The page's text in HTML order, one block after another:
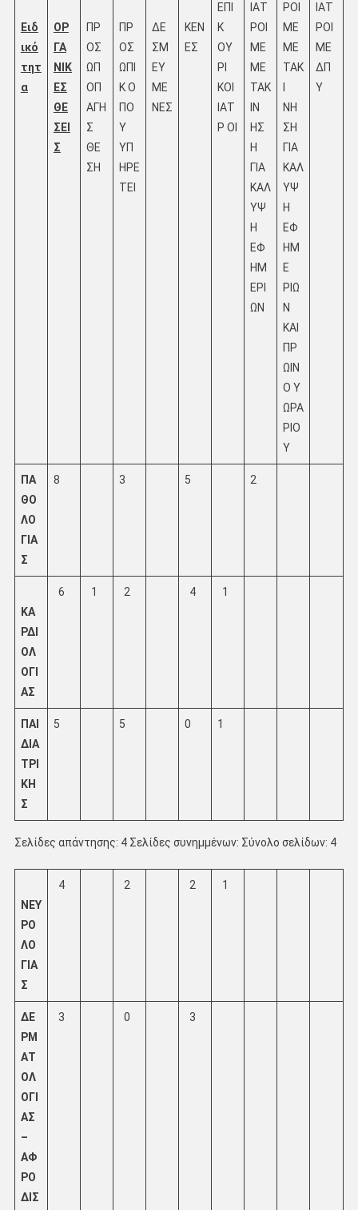
Ειδ
ικό
τητ
α
ΟΡ
ΓΑ
ΝΙΚ
ΕΣ
ΘΕ
ΣΕΙ
Σ
ΠΡ
ΟΣ
ΩΠ
ΟΠ
ΑΓΗ
Σ
ΘΕ
ΣΗ
ΠΡ
ΟΣ
ΩΠΙ
Κ Ο
ΠΟ
Υ
ΥΠ
ΗΡΕ
ΤΕΙ
ΔΕ
ΣΜ
ΕΥ
ΜΕ
ΝΕΣ
ΚΕΝ
ΕΣ
ΕΠΙ
Κ
ΟΥ
ΡΙ
ΚΟΙ
ΙΑΤ
Ρ ΟΙ
ΙΑΤ
ΡΟΙ
ΜΕ
ΜΕ
ΤΑΚ
ΙΝ
ΗΣ
Η
ΓΙΑ
ΚΑΛ
ΥΨ
Η
ΕΦ
ΗΜ
ΕΡΙ
ΩΝ
ΡΟΙ
ΜΕ
ΜΕ
ΤΑΚ
ΝΗ
ΣΗ
ΓΙΑ
ΚΑΛ
ΥΨ
Η
ΕΦ
ΗΜ
Ε
ΡΙΩ
Ν
ΚΑΙ
ΠΡ
ΩΙΝ
Ο Υ
ΩΡΑ
ΡΙΟ
Υ
ΙΑΤ
ΡΟΙ
ΜΕ
ΔΠ
Υ
ΠΑ
ΘΟ
ΛΟ
ΓΙΑ
Σ
8 3 5 2
ΚΑ
ΡΔΙ
ΟΛ
ΟΓΙ
ΑΣ
6 1 2 4 1
ΠΑΙ
ΔΙΑ
ΤΡΙ
ΚΗ
Σ
5 5 0 1
Σελίδες απάντησης: 4 Σελίδες συνημμένων: Σύνολο σελίδων: 4
ΝΕΥ
ΡΟ
ΛΟ
ΓΙΑ
Σ
4 2 2 1
ΔΕ
ΡΜ
ΑΤ
ΟΛ
ΟΓΙ
ΑΣ
–
ΑΦ
ΡΟ
ΔΙΣ
3 0 3